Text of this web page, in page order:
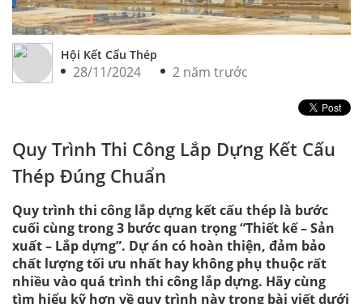
Hội Kết Cấu Thép
28/11/2024 2 năm trước
Quy Trình Thi Công Lắp Dựng Kết Cấu
Thép Đúng Chuẩn
Quy trình thi công lắp dựng kết cấu thép là bước
cuối cùng trong 3 bước quan trọng “Thiết kế – Sản
xuất – Lắp dựng”. Dự án có hoàn thiện, đảm bảo
chất lượng tối ưu nhất hay không phụ thuộc rất
nhiều vào quá trình thi công lắp dựng. Hãy cùng
tìm hiểu kỹ hơn về quy trình này trong bài viết dưới